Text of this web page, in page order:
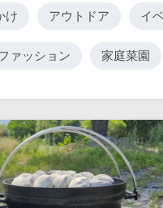
け アウトドア イ
ァッション 家庭菜園